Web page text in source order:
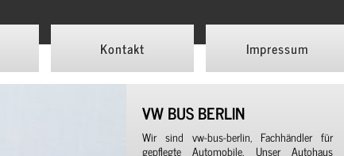
Kontakt Impressum
VW BUS BERLIN
Wir sind vw-bus-berlin, Fachhändler für
gepflegte Automobile. Unser Autohaus